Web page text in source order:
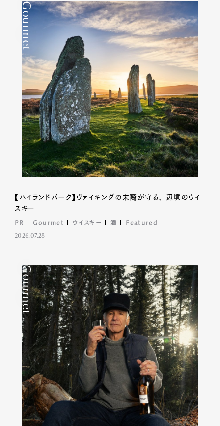
Gourmet
【ハイランドパーク】ヴァイキングの末裔が守る、 辺境のウイ
スキー
PR Gourmet ウイスキー 酒 Featured
2026.07.28
Gourmet